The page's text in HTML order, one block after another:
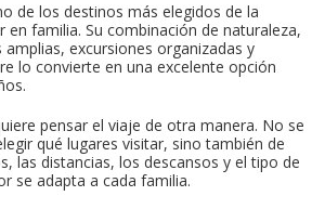
de los destinos más elegidos de la
en familia. Su combinación de naturaleza,
excursiones organizadas y
lo convierte en una excelente opción
pensar el viaje de otra manera. No se
qué lugares visitar, sino también de
las distancias, los descansos y el tipo de
se adapta a cada familia.